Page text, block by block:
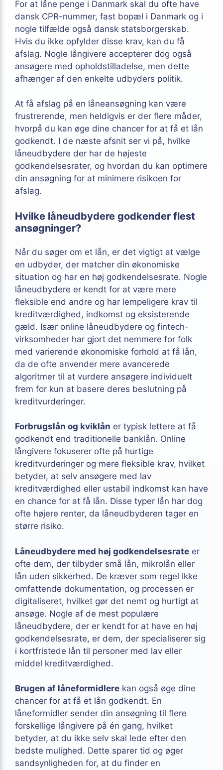
For at låne penge i Danmark skal du ofte have
dansk CPR-nummer, fast bopæl i Danmark og i
nogle tilfælde også dansk statsborgerskab.
Hvis du ikke opfylder disse krav, kan du få
afslag. Nogle långivere accepterer dog også
ansøgere med opholdstilladelse, men dette
afhænger af den enkelte udbyders politik.
At få afslag på en låneansøgning kan være
frustrerende, men heldigvis er der flere måder,
hvorpå du kan øge dine chancer for at få et lån
godkendt. I de næste afsnit ser vi på, hvilke
låneudbydere der har de højeste
godkendelsesrater, og hvordan du kan optimere
din ansøgning for at minimere risikoen for
afslag.
Hvilke låneudbydere godkender flest
ansøgninger?
Når du søger om et lån, er det vigtigt at vælge
en udbyder, der matcher din økonomiske
situation og har en høj godkendelsesrate. Nogle
låneudbydere er kendt for at være mere
fleksible end andre og har lempeligere krav til
kreditværdighed, indkomst og eksisterende
gæld. Især online låneudbydere og fintech-
virksomheder har gjort det nemmere for folk
med varierende økonomiske forhold at få lån,
da de ofte anvender mere avancerede
algoritmer til at vurdere ansøgere individuelt
frem for kun at basere deres beslutning på
kreditvurderinger.
Forbrugslån og kviklån er typisk lettere at få
godkendt end traditionelle banklån. Online
långivere fokuserer ofte på hurtige
kreditvurderinger og mere fleksible krav, hvilket
betyder, at selv ansøgere med lav
kreditværdighed eller ustabil indkomst kan have
en chance for at få lån. Disse typer lån har dog
ofte højere renter, da låneudbyderen tager en
større risiko.
Låneudbydere med høj godkendelsesrate er
ofte dem, der tilbyder små lån, mikrolån eller
lån uden sikkerhed. De kræver som regel ikke
omfattende dokumentation, og processen er
digitaliseret, hvilket gør det nemt og hurtigt at
ansøge. Nogle af de mest populære
låneudbydere, der er kendt for at have en høj
godkendelsesrate, er dem, der specialiserer sig
i kortfristede lån til personer med lav eller
middel kreditværdighed.
Brugen af låneformidlere kan også øge dine
chancer for at få et lån godkendt. En
låneformidler sender din ansøgning til flere
forskellige långivere på én gang, hvilket
betyder, at du ikke selv skal lede efter den
bedste mulighed. Dette sparer tid og øger
sandsynligheden for, at du finder en